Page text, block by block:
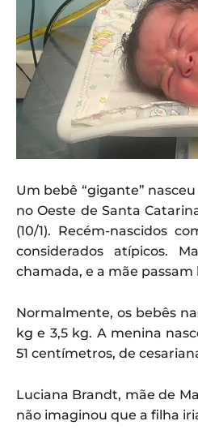
Um bebê “gigante”
no Oeste de Santa
(10/1). Recém-nascidos
considerados atípicos.
chamada, e a mãe passam
Normalmente, os bebês
kg e 3,5 kg. A menina
51 centímetros, de
Luciana Brandt, mãe de
não imaginou que a filha